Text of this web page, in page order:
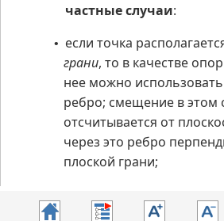
частные случаи:
• если точка
грани, то в качестве
нее можно
ребро; смещение в этом
отсчитывается от
через это ребро
плоской грани;
вращения (кроме